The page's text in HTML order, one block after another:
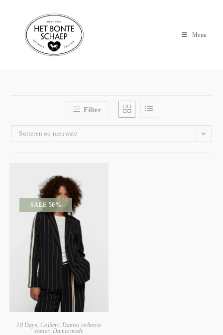
Menu
Filter
Sorteren op nieuwste
SALE 50%
10 Days ,Colbert, Dames collectie
zomer, Damesmode